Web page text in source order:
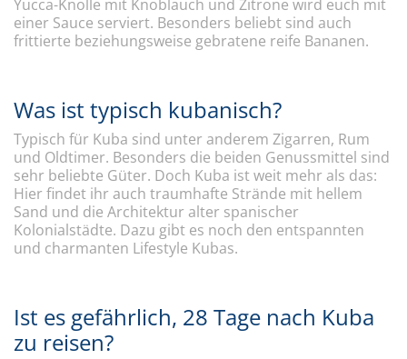
Yucca-Knolle mit Knoblauch und Zitrone wird euch mit
einer Sauce serviert. Besonders beliebt sind auch
frittierte beziehungsweise gebratene reife Bananen.
Was ist typisch kubanisch?
Typisch für Kuba sind unter anderem Zigarren, Rum
und Oldtimer. Besonders die beiden Genussmittel sind
sehr beliebte Güter. Doch Kuba ist weit mehr als das:
Hier findet ihr auch traumhafte Strände mit hellem
Sand und die Architektur alter spanischer
Kolonialstädte. Dazu gibt es noch den entspannten
und charmanten Lifestyle Kubas.
Ist es gefährlich, 28 Tage nach Kuba
zu reisen?